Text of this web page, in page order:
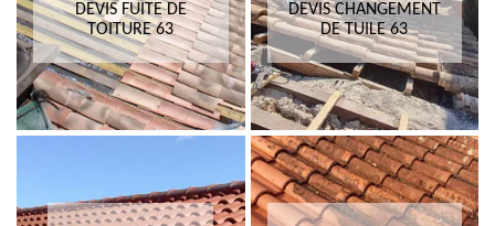
DEVIS FUITE DE
TOITURE 63
DEVIS CHANGEMENT
DE TUILE 63